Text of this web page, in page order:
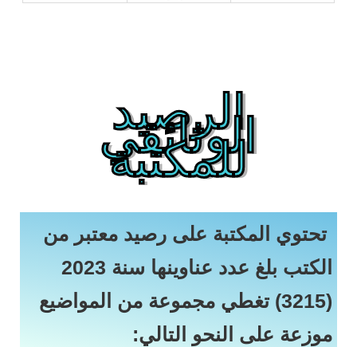
الرصيد
الوثائقي
للمكتبة
تحتوي المكتبة على رصيد معتبر من
الكتب بلغ عدد عناوينها سنة 2023
(3215) تغطي مجموعة من المواضيع
موزعة على النحو التالي: